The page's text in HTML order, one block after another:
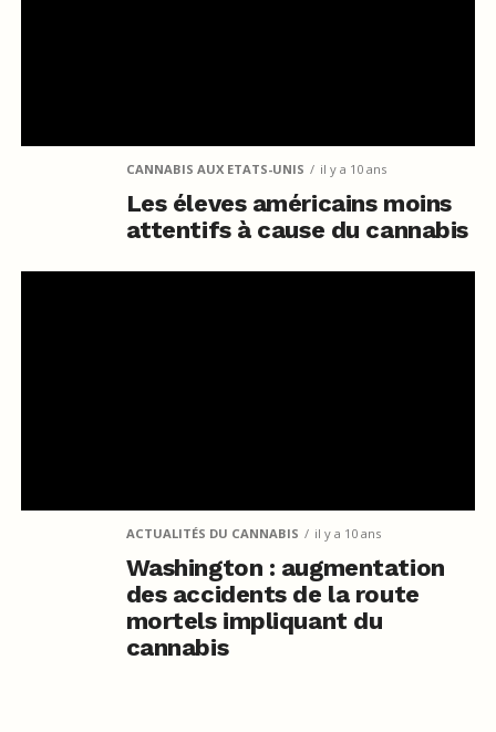
CANNABIS AUX ETATS-UNIS il y a 10 ans
Les éleves américains moins
attentifs à cause du cannabis
ACTUALITÉS DU CANNABIS il y a 10 ans
Washington : augmentation
des accidents de la route
mortels impliquant du
cannabis